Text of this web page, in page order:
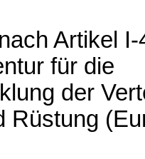
Artikel
für die
der
Rüstung